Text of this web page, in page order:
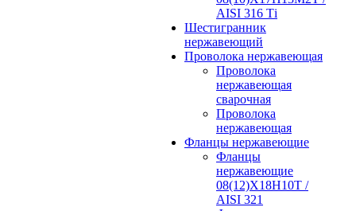
AISI 316 Тi
Шестигранник
нержавеющий
Проволока нержавеющая
Проволока
нержавеющая
сварочная
Проволока
нержавеющая
Фланцы нержавеющие
Фланцы
нержавеющие
08(12)Х18Н10Т /
AISI 321